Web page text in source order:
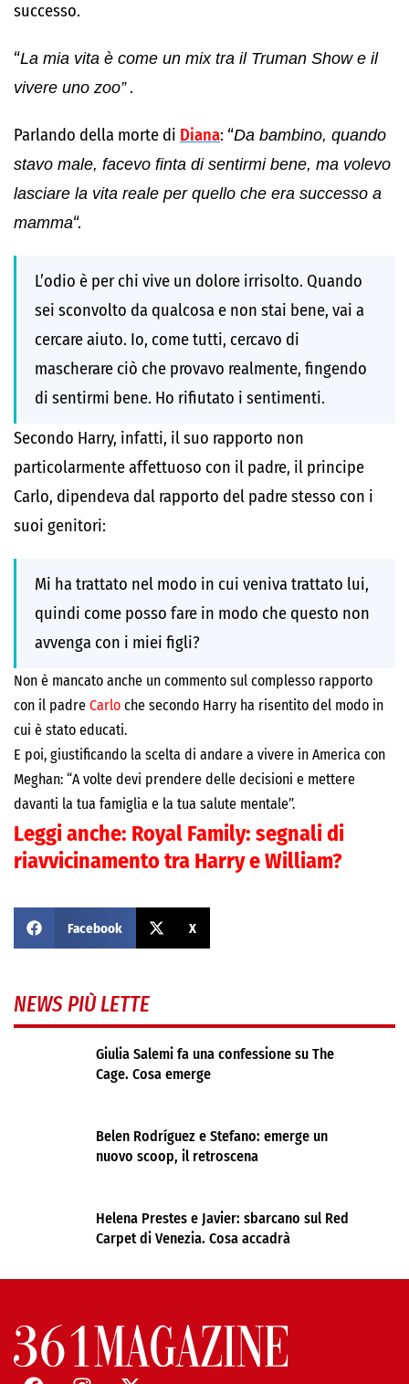
successo.
“La mia vita è come un mix tra il Truman Show e il
vivere uno zoo”.
Parlando della morte di Diana: “Da bambino, quando
stavo male, facevo finta di sentirmi bene, ma volevo
lasciare la vita reale per quello che era successo a
mamma“.
L’odio è per chi vive un dolore irrisolto. Quando
sei sconvolto da qualcosa e non stai bene, vai a
cercare aiuto. Io, come tutti, cercavo di
mascherare ciò che provavo realmente, fingendo
di sentirmi bene. Ho rifiutato i sentimenti.
Secondo Harry, infatti, il suo rapporto non
particolarmente affettuoso con il padre, il principe
Carlo, dipendeva dal rapporto del padre stesso con i
suoi genitori:
Mi ha trattato nel modo in cui veniva trattato lui,
quindi come posso fare in modo che questo non
avvenga con i miei figli?
Non è mancato anche un commento sul complesso rapporto
con il padre Carlo che secondo Harry ha risentito del modo in
cui è stato educati.
E poi, giustificando la scelta di andare a vivere in America con
Meghan: “A volte devi prendere delle decisioni e mettere
davanti la tua famiglia e la tua salute mentale”.
Leggi anche: Royal Family: segnali di
riavvicinamento tra Harry e William?
Facebook X
NEWS PIÙ LETTE
Giulia Salemi fa una confessione su The
Cage. Cosa emerge
Belen Rodríguez e Stefano: emerge un
nuovo scoop, il retroscena
Helena Prestes e Javier: sbarcano sul Red
Carpet di Venezia. Cosa accadrà